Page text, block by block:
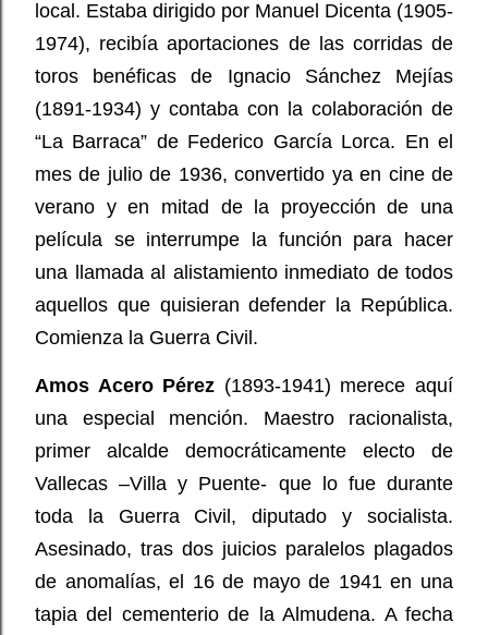
local. Estaba dirigido por Manuel Dicenta (1905-
1974), recibía aportaciones de las corridas de
toros benéficas de Ignacio Sánchez Mejías
(1891-1934) y contaba con la colaboración de
“La Barraca” de Federico García Lorca. En el
mes de julio de 1936, convertido ya en cine de
verano y en mitad de la proyección de una
película se interrumpe la función para hacer
una llamada al alistamiento inmediato de todos
aquellos que quisieran defender la República.
Comienza la Guerra Civil.
Amos Acero Pérez (1893-1941) merece aquí
una especial mención. Maestro racionalista,
primer alcalde democráticamente electo de
Vallecas –Villa y Puente- que lo fue durante
toda la Guerra Civil, diputado y socialista.
Asesinado, tras dos juicios paralelos plagados
de anomalías, el 16 de mayo de 1941 en una
tapia del cementerio de la Almudena. A fecha